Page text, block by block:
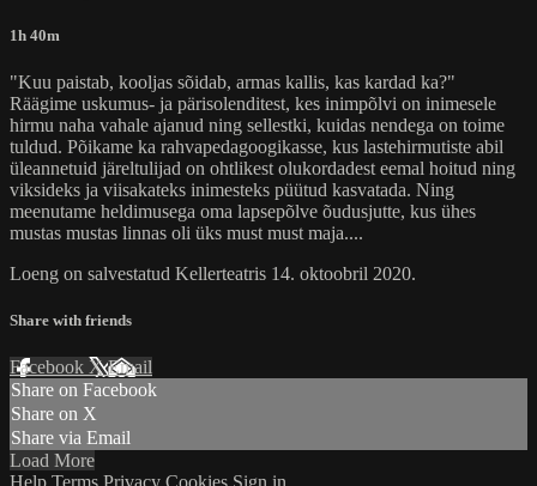
1h 40m
"Kuu paistab, kooljas sõidab, armas kallis, kas kardad ka?"
Räägime uskumus- ja pärisolenditest, kes inimpõlvi on inimesele
hirmu naha vahale ajanud ning sellestki, kuidas nendega on toime
tuldud. Põikame ka rahvapedagoogikasse, kus lastehirmutiste abil
üleannetuid järeltulijad on ohtlikest olukordadest eemal hoitud ning
viksideks ja viisakateks inimesteks püütud kasvatada. Ning
meenutame heldimusega oma lapsepõlve õudusjutte, kus ühes
mustas mustas linnas oli üks must must maja....
Loeng on salvestatud Kellerteatris 14. oktoobril 2020.
Share with friends
Facebook XEmail
Share on Facebook
Share on X
Share via Email
Load More